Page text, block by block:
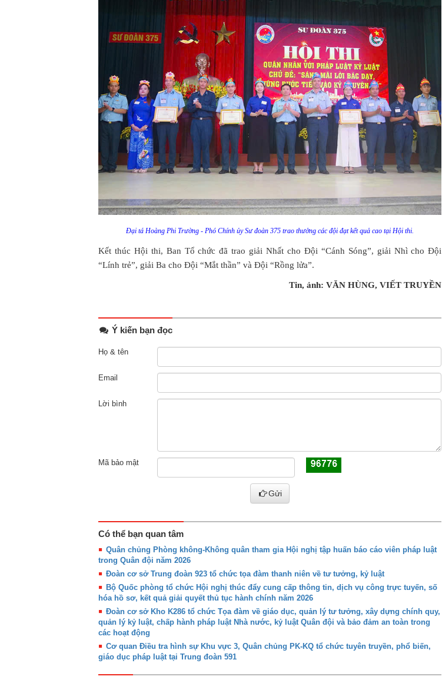
Đại tá Hoàng Phi Trường - Phó Chính ủy Sư đoàn 375 trao thưởng các đội đạt kết quả cao tại Hội thi.
Kết thúc Hội thi, Ban Tổ chức đã trao giải Nhất cho Đội “Cánh Sóng”, giải Nhì cho Đội
“Lính trẻ”, giải Ba cho Đội “Mắt thần” và Đội “Rồng lửa”.
Tin, ảnh: VĂN HÙNG, VIẾT TRUYỀN
Ý kiến bạn đọc
Họ & tên
Email
Lời bình
Mã bảo mật
Gửi
Có thể bạn quan tâm
Quân chủng Phòng không-Không quân tham gia Hội nghị tập huấn báo cáo viên pháp luật
trong Quân đội năm 2026
Đoàn cơ sở Trung đoàn 923 tổ chức tọa đàm thanh niên về tư tưởng, kỷ luật
Bộ Quốc phòng tổ chức Hội nghị thúc đẩy cung cấp thông tin, dịch vụ công trực tuyến, số
hóa hồ sơ, kết quả giải quyết thủ tục hành chính năm 2026
Đoàn cơ sở Kho K286 tổ chức Tọa đàm về giáo dục, quản lý tư tưởng, xây dựng chính quy,
quản lý kỷ luật, chấp hành pháp luật Nhà nước, kỷ luật Quân đội và bảo đảm an toàn trong
các hoạt động
Cơ quan Điều tra hình sự Khu vực 3, Quân chủng PK-KQ tổ chức tuyên truyền, phổ biến,
giáo dục pháp luật tại Trung đoàn 591